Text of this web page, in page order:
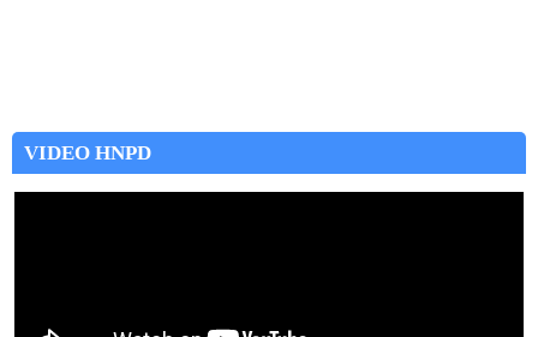
VIDEO HNPD